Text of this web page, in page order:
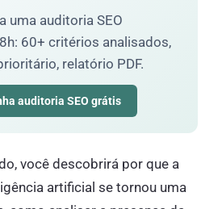
uma auditoria SEO
60+ critérios analisados,
relatório PDF.
auditoria SEO grátis
você descobrirá por que a
artificial se tornou uma